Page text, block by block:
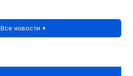
Все новости